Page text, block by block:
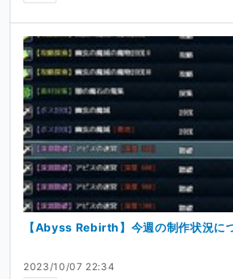
2023/10/07 22:34
【Abyss Rebirth】今週の制作状況に